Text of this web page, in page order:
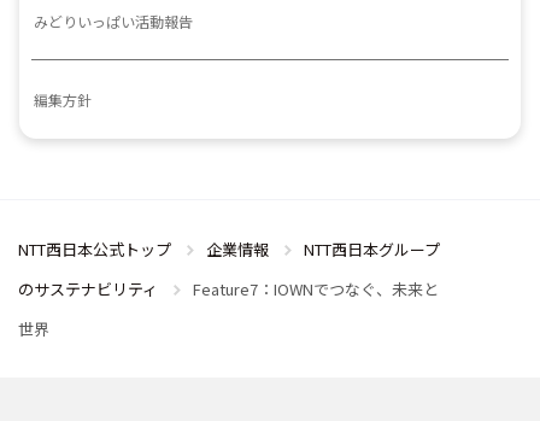
みどりいっぱい活動報告
編集方針
NTT西日本公式トップ 企業情報
NTT西日本グループ
のサステナビリティ
Feature7：IOWNでつなぐ、未来と
世界